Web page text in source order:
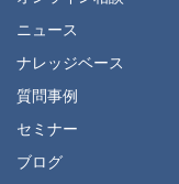
ニュース
ナレッジベース
質問事例
セミナー
ブログ